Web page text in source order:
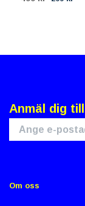
Anmäl dig
Om oss